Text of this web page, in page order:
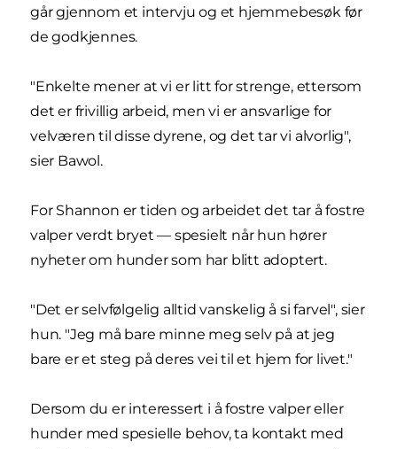
går gjennom et intervju og et hjemmebesøk før
de godkjennes.
"Enkelte mener at vi er litt for strenge, ettersom
det er frivillig arbeid, men vi er ansvarlige for
velværen til disse dyrene, og det tar vi alvorlig",
sier Bawol.
For Shannon er tiden og arbeidet det tar å fostre
valper verdt bryet — spesielt når hun hører
nyheter om hunder som har blitt adoptert.
"Det er selvfølgelig alltid vanskelig å si farvel", sier
hun. "Jeg må bare minne meg selv på at jeg
bare er et steg på deres vei til et hjem for livet."
Dersom du er interessert i å fostre valper eller
hunder med spesielle behov, ta kontakt med